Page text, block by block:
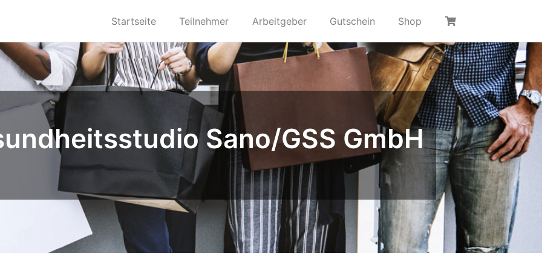
Startseite Teilnehmer Arbeitgeber Gutschein Shop
Sano/GSS GmbH